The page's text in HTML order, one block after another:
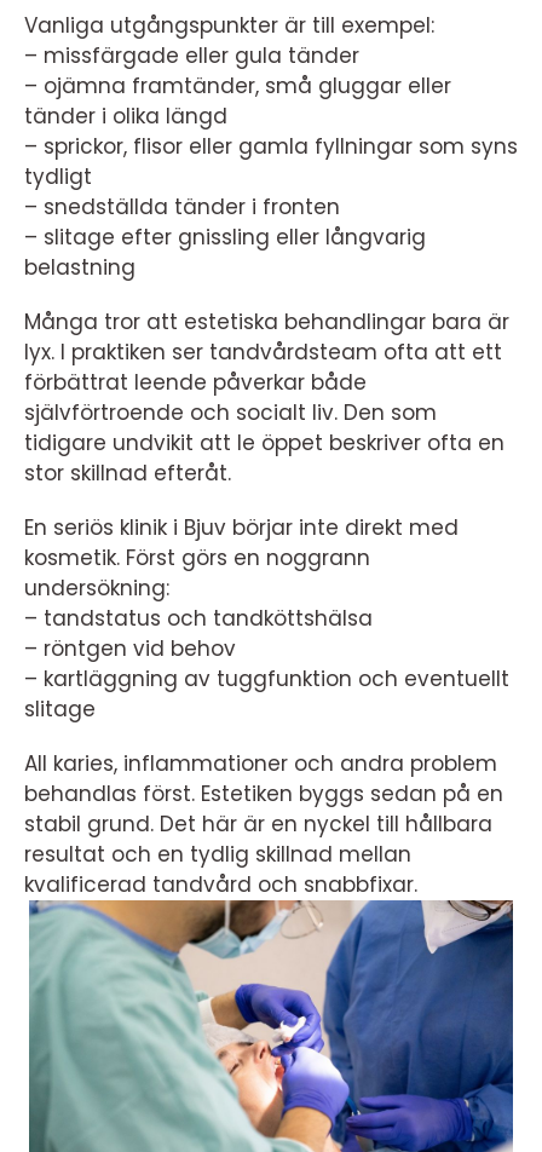
Vanliga utgångspunkter är till exempel:
– missfärgade eller gula tänder
– ojämna framtänder, små gluggar eller
tänder i olika längd
– sprickor, flisor eller gamla fyllningar som syns
tydligt
– snedställda tänder i fronten
– slitage efter gnissling eller långvarig
belastning
Många tror att estetiska behandlingar bara är
lyx. I praktiken ser tandvårdsteam ofta att ett
förbättrat leende påverkar både
självförtroende och socialt liv. Den som
tidigare undvikit att le öppet beskriver ofta en
stor skillnad efteråt.
En seriös klinik i Bjuv börjar inte direkt med
kosmetik. Först görs en noggrann
undersökning:
– tandstatus och tandköttshälsa
– röntgen vid behov
– kartläggning av tuggfunktion och eventuellt
slitage
All karies, inflammationer och andra problem
behandlas först. Estetiken byggs sedan på en
stabil grund. Det här är en nyckel till hållbara
resultat och en tydlig skillnad mellan
kvalificerad tandvård och snabbfixar.